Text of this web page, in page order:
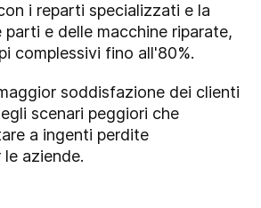
i reparti specializzati e la
parti e delle macchine riparate,
complessivi fino all'80%.
soddisfazione dei clienti
scenari peggiori che
a ingenti perdite
aziende.